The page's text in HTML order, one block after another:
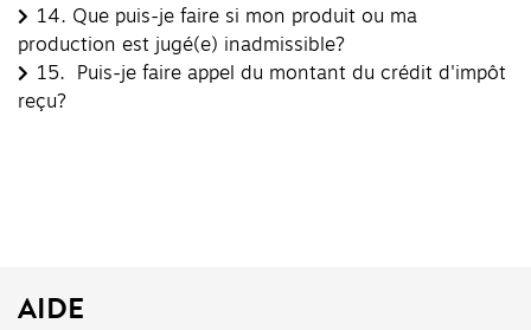
14. Que puis-je faire si mon produit ou ma
production est jugé(e) inadmissible?
15.
Puis-je faire appel du montant du crédit d'impôt
reçu?
AIDE